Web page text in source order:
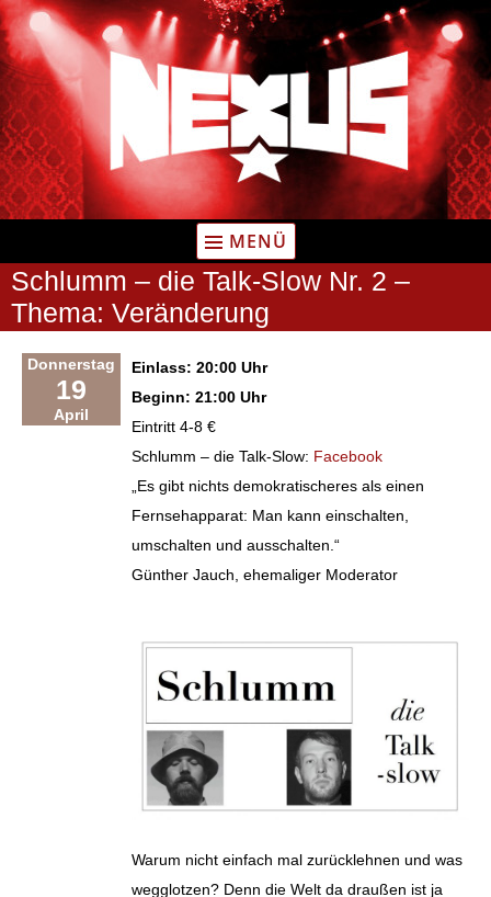
Zum
Inhalt
springen
MENÜ
Schlumm – die Talk-Slow Nr. 2 –
Thema: Veränderung
Donnerstag
19
April
Einlass: 20:00 Uhr
Beginn: 21:00 Uhr
Eintritt 4-8 €
Schlumm – die Talk-Slow: Facebook
„Es gibt nichts demokratischeres als einen
Fernsehapparat: Man kann einschalten,
umschalten und ausschalten.“
Günther Jauch, ehemaliger Moderator
Warum nicht einfach mal zurücklehnen und was
wegglotzen? Denn die Welt da draußen ist ja